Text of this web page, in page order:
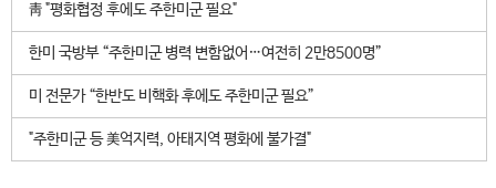
靑 "평화협정 후에도 주한미군 필요"
한미 국방부 “주한미군 병력 변함없어…여전히 2만8500명”
미 전문가 “한반도 비핵화 후에도 주한미군 필요”
"주한미군 등 美억지력, 아태지역 평화에 불가결"